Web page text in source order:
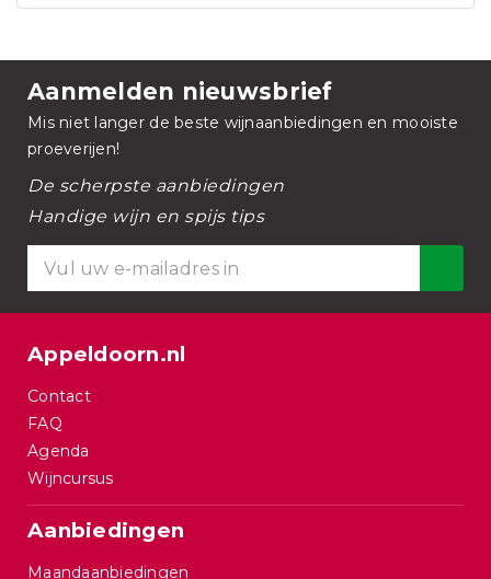
Aanmelden nieuwsbrief
Mis niet langer de beste wijnaanbiedingen en mooiste
proeverijen!
De scherpste aanbiedingen
Handige wijn en spijs tips
Appeldoorn.nl
Contact
FAQ
Agenda
Wijncursus
Aanbiedingen
Maandaanbiedingen